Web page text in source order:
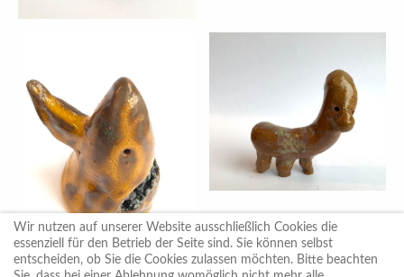
Wir nutzen auf unserer Website ausschließlich Cookies die
essenziell für den Betrieb der Seite sind. Sie können selbst
entscheiden, ob Sie die Cookies zulassen möchten. Bitte beachten